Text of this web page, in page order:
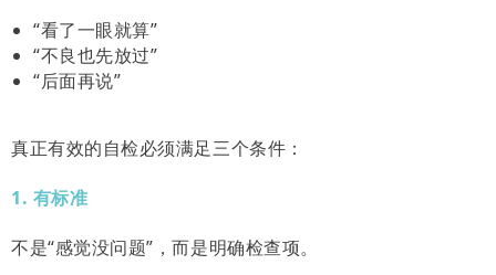
“看了一眼就算”
“不良也先放过”
“后面再说”
真正有效的自检必须满足三个条件：
1. 有标准
不是“感觉没问题”，而是明确检查项。